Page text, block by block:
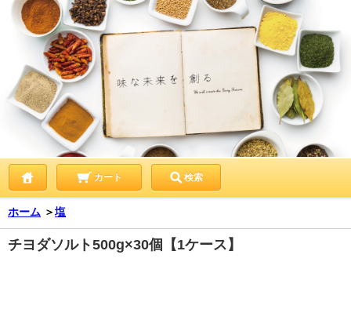
カート 検索
ホーム ＞塩
チヨダソルト500g×30個【1ケース】